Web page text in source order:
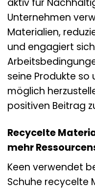
aktiv für
Unternehmen
Materialien,
und engagiert
seine Produkte
möglich
positiven Beitrag
Recycelte
mehr
Keen verwendet
Schuhe recycelte